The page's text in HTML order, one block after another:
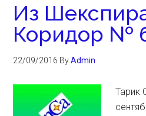
Из
Коридор №
22/09/2016 ByAdmin
Тарик